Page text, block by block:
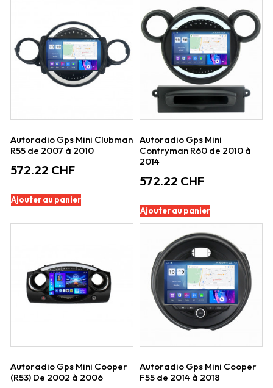
Autoradio Gps Mini Clubman
R55 de 2007 à 2010
572.22 CHF
Ajouter au panier
Autoradio Gps Mini
Contryman R60 de 2010 à
2014
572.22 CHF
Ajouter au panier
Autoradio Gps Mini Cooper
(R53) De 2002 à 2006
Autoradio Gps Mini Cooper
F55 de 2014 à 2018